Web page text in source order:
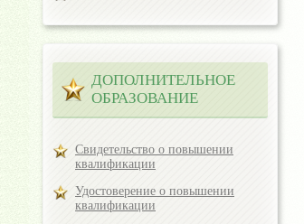
ДОПОЛНИТЕЛЬНОЕ
ОБРАЗОВАНИЕ
Свидетельство о повышении
квалификации
Удостоверение о повышении
квалификации